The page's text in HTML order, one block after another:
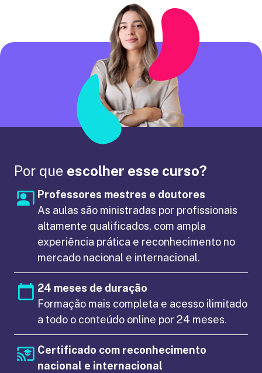
Por que escolher esse curso?
Professores mestres e doutores
As aulas são ministradas por profissionais
altamente qualificados, com ampla
experiência prática e reconhecimento no
mercado nacional e internacional.
24 meses de duração
Formação mais completa e acesso ilimitado
a todo o conteúdo online por 24 meses.
Certificado com reconhecimento
nacional e internacional